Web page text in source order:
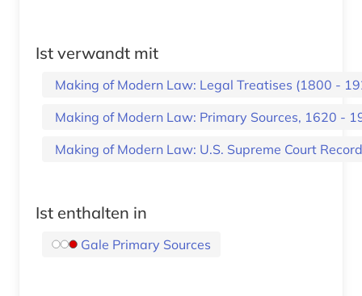
Ist verwandt mit
Making of Modern Law: Legal Treatises (1800 -
Making of Modern Law: Primary Sources, 1620 -
Making of Modern Law: U.S. Supreme Court
Ist enthalten in
Gale Primary Sources